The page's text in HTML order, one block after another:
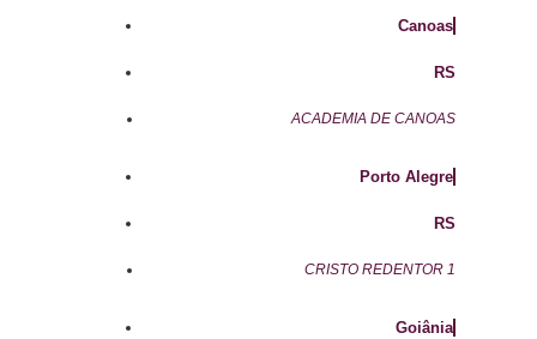
Canoas
RS
ACADEMIA DE CANOAS
Porto Alegre
RS
CRISTO REDENTOR 1
Goiânia